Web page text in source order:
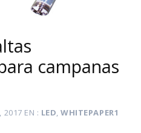
campanas
2017 EN LED,WHITEPAPER1